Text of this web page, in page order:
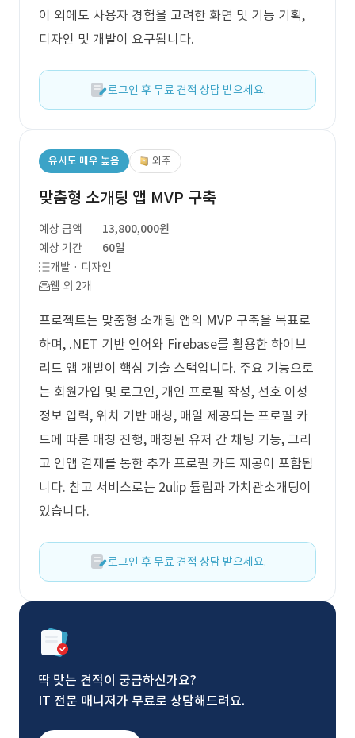
이 외에도 사용자 경험을 고려한 화면 및 기능 기획,
디자인 및 개발이 요구됩니다.
로그인 후 무료 견적 상담 받으세요.
유사도 매우 높음 외주
맞춤형 소개팅 앱 MVP 구축
예상 금액
13,800,000원
예상 기간
60일
개발 · 디자인
웹 외 2개
프로젝트는 맞춤형 소개팅 앱의 MVP 구축을 목표로
하며, .NET 기반 언어와 Firebase를 활용한 하이브
리드 앱 개발이 핵심 기술 스택입니다. 주요 기능으로
는 회원가입 및 로그인, 개인 프로필 작성, 선호 이성
정보 입력, 위치 기반 매칭, 매일 제공되는 프로필 카
드에 따른 매칭 진행, 매칭된 유저 간 채팅 기능, 그리
고 인앱 결제를 통한 추가 프로필 카드 제공이 포함됩
니다. 참고 서비스로는 2ulip 튤립과 가치관소개팅이
있습니다.
로그인 후 무료 견적 상담 받으세요.
딱 맞는 견적이 궁금하신가요?
IT 전문 매니저가 무료로 상담해드려요.